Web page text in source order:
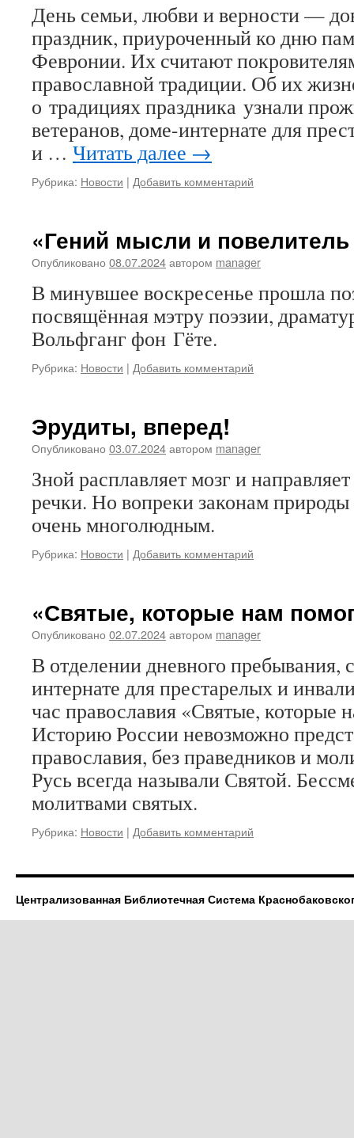
День семьи, любви и верности —
праздник, приуроченный ко дню
Февронии. Их считают
православной традиции. Об их
о традициях праздника узнали
ветеранов, доме-интернате для
и … Читать далее →
Рубрика: Новости | Добавить комментарий
«Гений мысли и
Опубликовано 08.07.2024автором manager
В минувшее воскресенье прошла
посвящённая мэтру поэзии,
Вольфганг фон Гёте.
Рубрика: Новости | Добавить комментарий
Эрудиты, вперед!
Опубликовано 03.07.2024автором manager
Зной расплавляет мозг и
речки. Но вопреки законам
очень многолюдным.
Рубрика: Новости | Добавить комментарий
«Святые, которые нам
Опубликовано 02.07.2024автором manager
В отделении дневного
интернате для престарелых и
час православия «Святые,
Историю России невозможно
православия, без праведников и
Русь всегда называли Святой.
молитвами святых.
Рубрика: Новости | Добавить комментарий
Централизованная Библиотечная Система